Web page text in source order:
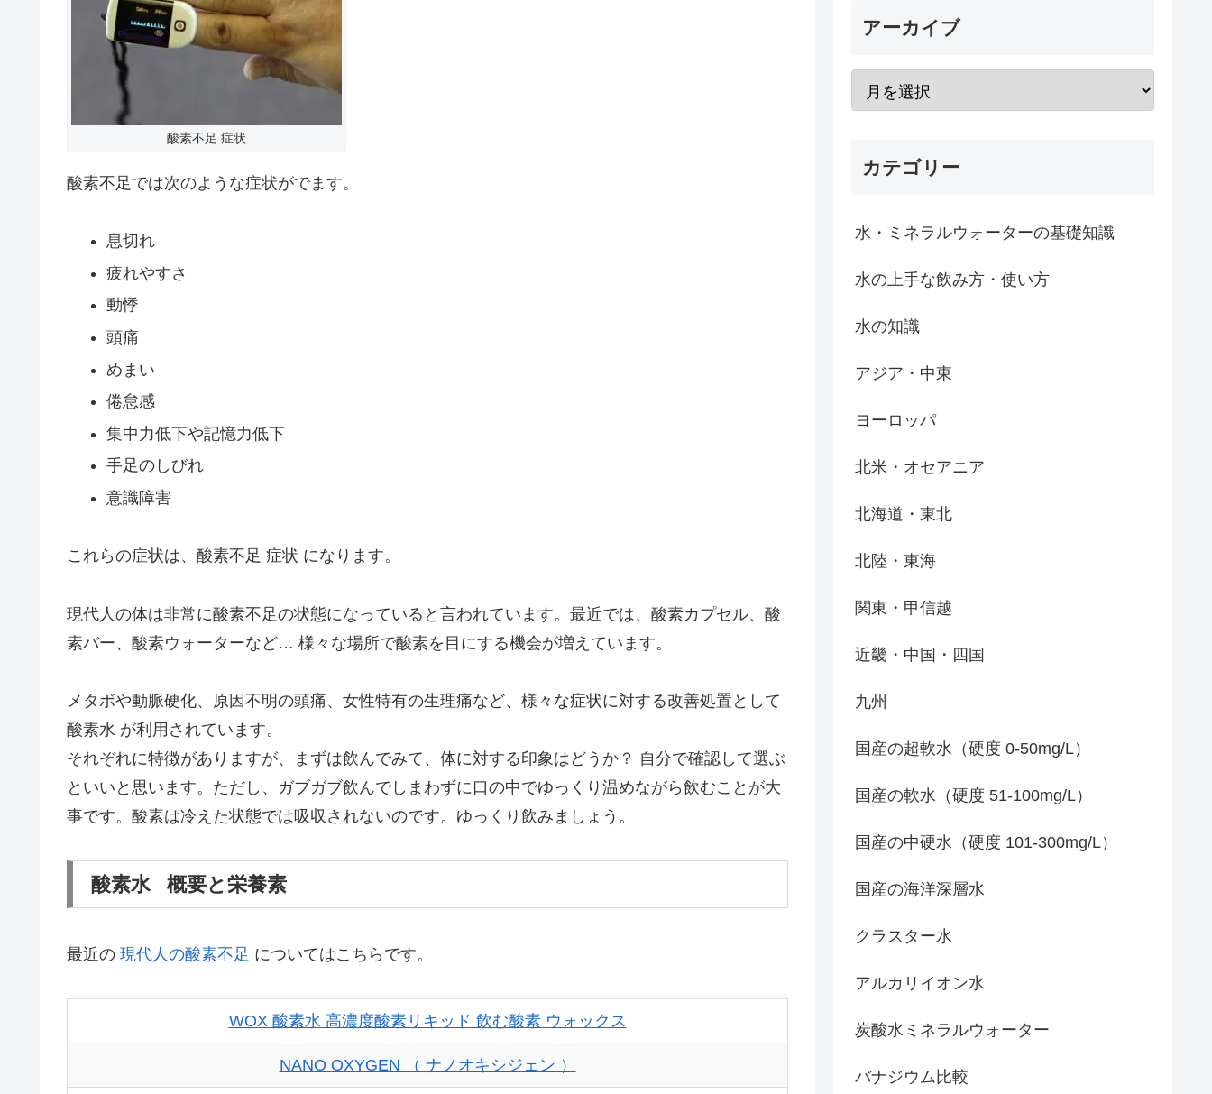
酸素不足 症状
酸素不足では次のような症状がでます。
息切れ
疲れやすさ
動悸
頭痛
めまい
倦怠感
集中力低下や記憶力低下
手足のしびれ
意識障害
これらの症状は、酸素不足 症状 になります。
現代人の体は非常に酸素不足の状態になっていると言われています。最近では、酸素カプセル、酸
素バー、酸素ウォーターなど… 様々な場所で酸素を目にする機会が増えています。
メタボや動脈硬化、原因不明の頭痛、女性特有の生理痛など、様々な症状に対する改善処置として
酸素水 が利用されています。
それぞれに特徴がありますが、まずは飲んでみて、体に対する印象はどうか？ 自分で確認して選ぶ
といいと思います。ただし、ガブガブ飲んでしまわずに口の中でゆっくり温めながら飲むことが大
事です。酸素は冷えた状態では吸収されないのです。ゆっくり飲みましょう。
酸素水 概要と栄養素
最近の 現代人の酸素不足 についてはこちらです。
WOX 酸素水 高濃度酸素リキッド 飲む酸素 ウォックス
NANO OXYGEN （ ナノオキシジェン ）
アーカイブ
カテゴリー
水・ミネラルウォーターの基礎知識
水の上手な飲み方・使い方
水の知識
アジア・中東
ヨーロッパ
北米・オセアニア
北海道・東北
北陸・東海
関東・甲信越
近畿・中国・四国
九州
国産の超軟水（硬度 0-50mg/L）
国産の軟水（硬度 51-100mg/L）
国産の中硬水（硬度 101-300mg/L）
国産の海洋深層水
クラスター水
アルカリイオン水
炭酸水ミネラルウォーター
バナジウム比較